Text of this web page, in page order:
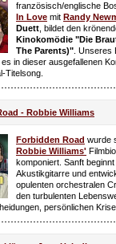
französisch/englische
In Love mit Randy
Duett , bildet den
Kinokomödie "Die
The Parents)" .
in dieser ausgefallenen
Titelsong.
- Robbie Williams
Forbidden Road wurde
Robbie Williams'
komponiert. Sanft
Akustikgitarre und
opulenten orchestralen
den turbulenten
persönlichen